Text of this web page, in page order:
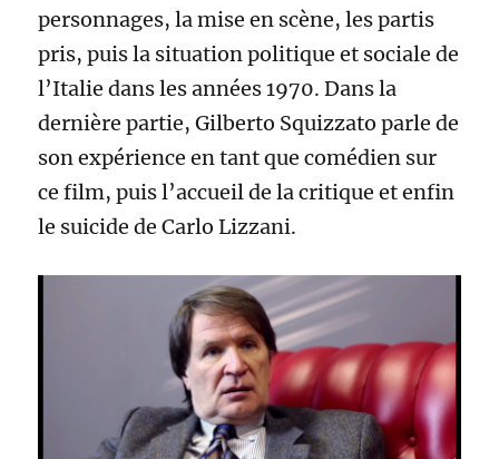
personnages, la mise en scène, les partis
pris, puis la situation politique et sociale de
l’Italie dans les années 1970. Dans la
dernière partie, Gilberto Squizzato parle de
son expérience en tant que comédien sur
ce film, puis l’accueil de la critique et enfin
le suicide de Carlo Lizzani.